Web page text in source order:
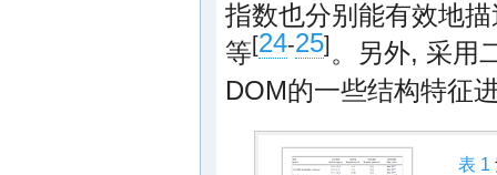
指数也分别能有效地
等[24-25] 。另外, 采用
DOM的一些结构特征
表 1